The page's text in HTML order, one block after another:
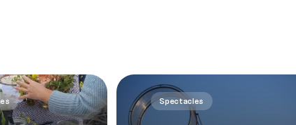
Spectacles